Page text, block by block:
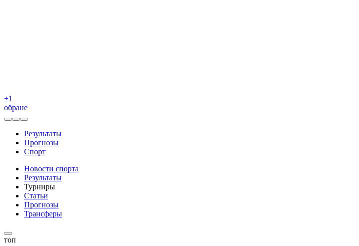
+1
обране
Результаты
Прогнозы
Спорт
Новости спорта
Результаты
Турниры
Статьи
Прогнозы
Трансферы
топ